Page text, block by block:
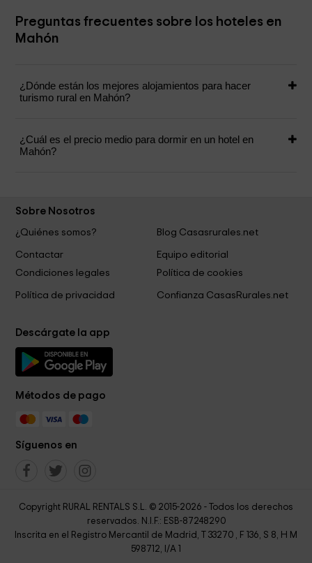
Preguntas frecuentes sobre los hoteles en
Mahón
¿Dónde están los mejores alojamientos para hacer
turismo rural en Mahón?
¿Cuál es el precio medio para dormir en un hotel en
Mahón?
Sobre Nosotros
¿Quiénes somos?
Blog Casasrurales.net
Contactar
Equipo editorial
Condiciones legales
Política de cookies
Política de privacidad Confianza CasasRurales.net
Descárgate la app
Métodos de pago
Síguenos en
Copyright RURAL RENTALS S.L. © 2015-2026 - Todos los derechos
reservados. N.I.F.: ESB-87248290
Inscrita en el Registro Mercantil de Madrid, T 33270 , F 136, S 8, H M
598712, I/A 1